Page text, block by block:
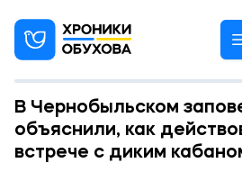
В Чернобыльском
объяснили, как
встрече с диким